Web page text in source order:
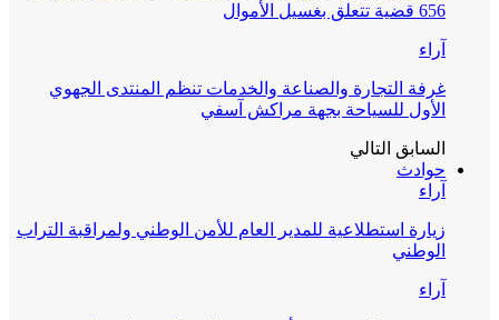
656 قضية تتعلق بغسيل الأموال
آراء
غرفة التجارة والصناعة والخدمات تنظم المنتدى الجهوي
الأول للسياحة بجهة مراكش آسفي
السابق التالي
حوادث
آراء
زيارة استطلاعية للمدير العام للأمن الوطني ولمراقبة التراب
الوطني
آراء